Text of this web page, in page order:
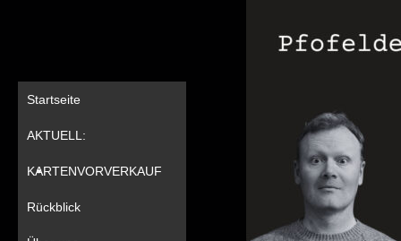
Startseite
AKTUELL:
KARTENVORVERKAUF
Rückblick